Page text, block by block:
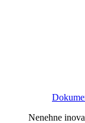
Nenehne